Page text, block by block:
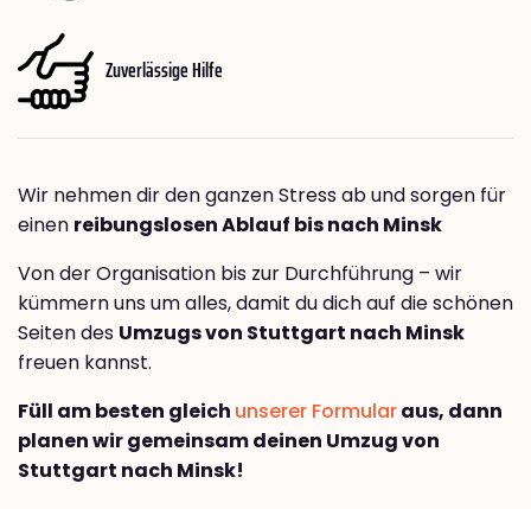
Zuverlässige Hilfe
Wir nehmen dir den ganzen Stress ab und sorgen für
einen reibungslosen Ablauf bis nach Minsk
Von der Organisation bis zur Durchführung – wir
kümmern uns um alles, damit du dich auf die schönen
Seiten des Umzugs von Stuttgart nach Minsk
freuen kannst.
Füll am besten gleich unserer Formularaus, dann
planen wir gemeinsam deinen Umzug von
Stuttgart nach Minsk!